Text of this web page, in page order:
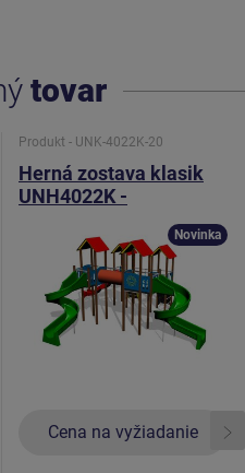
tovar
Produkt - UNK-4022K-20
Herná zostava klasik
UNH4022K -
Cena na vyžiadanie
Novinka